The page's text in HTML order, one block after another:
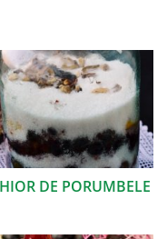
DE PORUMBELE